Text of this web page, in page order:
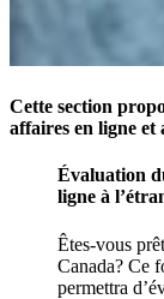
Cette section
affaires en ligne et
Évaluation
ligne à
Êtes-vous
Canada? Ce
permettra